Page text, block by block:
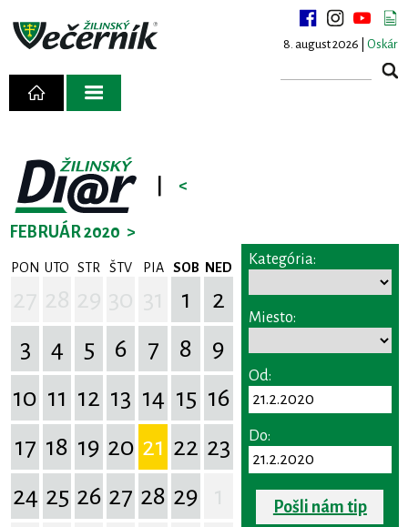
8. august 2026 | Oskár
<
FEBRUÁR 2020 >
PON UTO STR ŠTV PIA SOB NED
1
2
3
4 5 6 7 8
9
10 11 12 13 14 15 16
17 18 19 20 21 22 23
24 25 26 27 28 29
Kategória:
Miesto:
Od:
Do:
Pošli nám tip